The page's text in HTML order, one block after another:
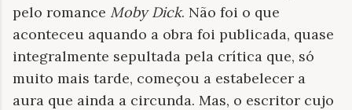
pelo romance Moby Dick. Não foi o que
aconteceu aquando a obra foi publicada, quase
integralmente sepultada pela crítica que, só
muito mais tarde, começou a estabelecer a
aura que ainda a circunda. Mas, o escritor cujo